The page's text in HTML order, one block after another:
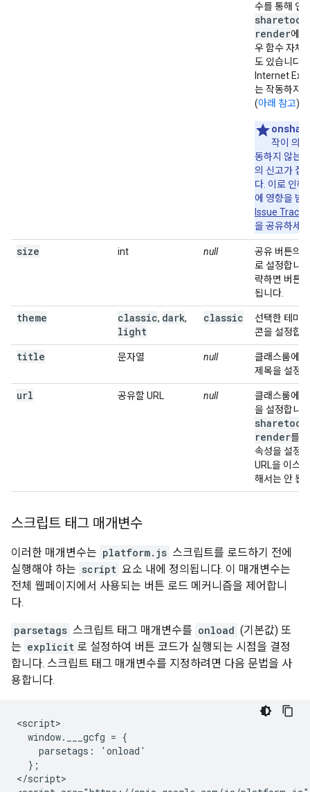
수를 통해 인
render에
우 함수 자체
도 있습니다.
Internet
는 작동하지
(아래 참고).
작이 의
동하지 않는
의 신고가 접
다. 이로 인해
에 영향을 받
Issue
을 공유하세
size int null
공유 버튼의
로 설정합니
략하면 버튼
됩니다.
theme classic, dark,
light
classic
선택한 테마
콘을 설정합
title 문자열 null
클래스룸에
제목을 설정
url 공유할 URL null
클래스룸에
을 설정합니
render를
속성을 설정
URL을 이스
해서는 안 됩
스크립트 태그 매개변수
이러한 매개변수는 platform.js 스크립트를 로드하기 전에
실행해야 하는 script 요소 내에 정의됩니다. 이 매개변수는
전체 웹페이지에서 사용되는 버튼 로드 메커니즘을 제어합니
다.
parsetags 스크립트 태그 매개변수를 onload (기본값) 또
는 explicit 로 설정하여 버튼 코드가 실행되는 시점을 결정
합니다. 스크립트 태그 매개변수를 지정하려면 다음 문법을 사
용합니다.
<script>
  window.___gcfg = {
    parsetags: 'onload'
  };
</script>